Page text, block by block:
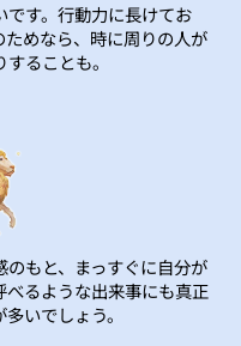
す。行動力に長けてお
めなら、時に周りの人が
ることも。
もと、まっすぐに自分が
るような出来事にも真正
いでしょう。